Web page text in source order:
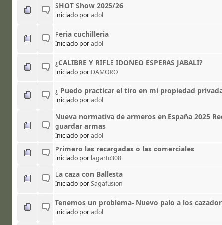
SHOT Show 2025/26
Iniciado poradol
Feria cuchilleria
Iniciado poradol
¿CALIBRE Y RIFLE IDONEO ESPERAS JABALI?
Iniciado por DAMORO
¿ Puedo practicar el tiro en mi propiedad
Iniciado poradol
Nueva normativa de armeros en España 2025
guardar armas
Iniciado poradol
Primero las recargadas o las comerciales
Iniciado por lagarto308
La caza con Ballesta
Iniciado porSagafusion
Tenemos un problema- Nuevo palo a los
Iniciado poradol